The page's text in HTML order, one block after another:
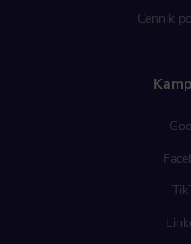
example, we may use functional cookies to
Scripts and data used to collect information to
to create aggregate demographic statistics about
Cennik